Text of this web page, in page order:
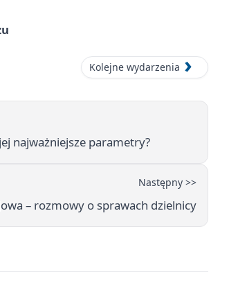
Kolejne wydarzenia
najważniejsze parametry?
Następny >>
– rozmowy o sprawach dzielnicy